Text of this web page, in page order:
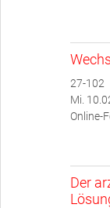
27-102
Mi.
Online-
Der